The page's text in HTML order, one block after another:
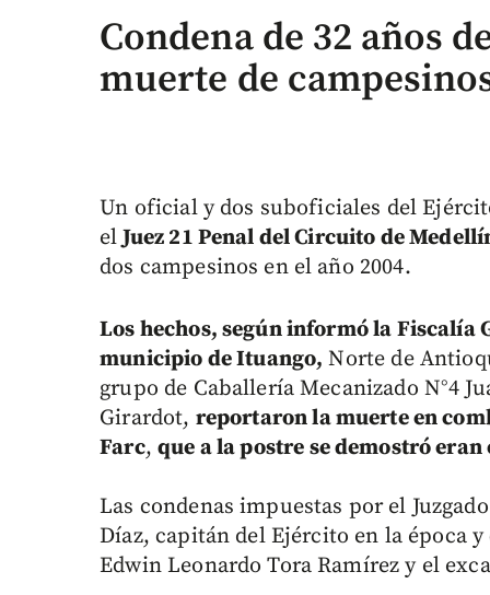
Condena de 32 años
muerte de
Un oficial y dos suboficiales del
elJuez 21 Penal del Circuito de
dos campesinos en el año 2004.
Los hechos, según informó la Fiscalía
municipio de Ituango, Norte de
grupo de Caballería Mecanizado N°4
Girardot, reportaron la muerte en
Farc,que a la postre se demostró
Las condenas impuestas por el
Díaz, capitán del Ejército en la época
Edwin Leonardo Tora Ramírez y el